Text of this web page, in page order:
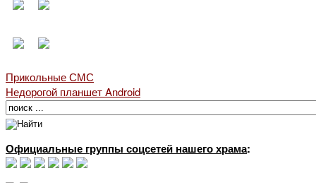
Прикольные СМС
Недорогой планшет Android
Официальные группы соцсетей нашего храма: